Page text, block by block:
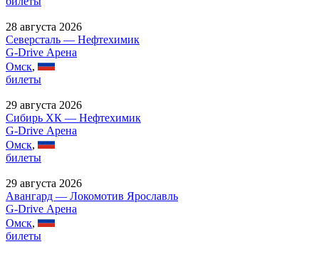
28 августа 2026
Северсталь — Нефтехимик
G-Drive Арена
Омск,
билеты
29 августа 2026
Сибирь ХК — Нефтехимик
G-Drive Арена
Омск,
билеты
29 августа 2026
Авангард — Локомотив Ярославль
G-Drive Арена
Омск,
билеты